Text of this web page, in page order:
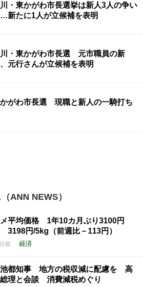
・東かがわ市長選挙は新人3人の争い
新たに1人が立候補を表明
・東かがわ市長選 元市職員の新
元行さんが立候補を表明
がわ市長選 現職と新人の一騎打ち
ANN NEWS）
平均価格 1年10カ月ぶり3100円
3198円/5kg（前週比－113円）
前 経済
都知事 地方の税収減に配慮を 高
理と会談 消費減税めぐり